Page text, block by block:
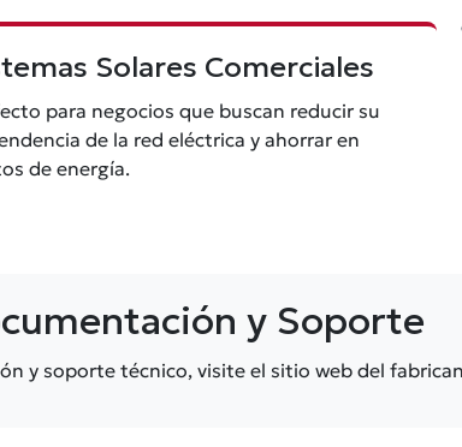
Solares Comerciales
para negocios que buscan reducir su
de la red eléctrica y ahorrar en
de energía.
y Soporte
y soporte técnico, visite el sitio web del